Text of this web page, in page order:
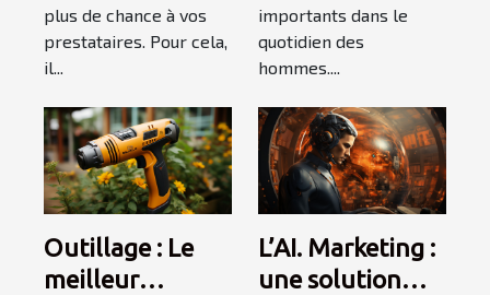
plus de chance à vos
prestataires. Pour cela,
il...
importants dans le
quotidien des
hommes....
Outillage : Le
meilleur
L’AI. Marketing :
une solution